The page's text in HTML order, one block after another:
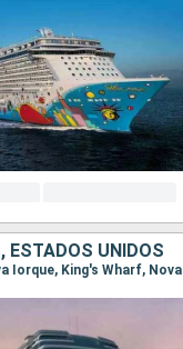
ESTADOS UNIDOS
Iorque, King's Wharf,